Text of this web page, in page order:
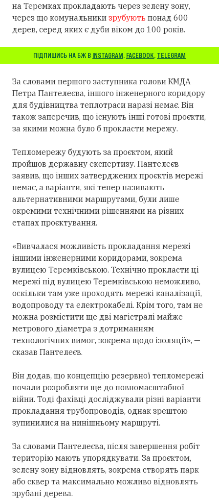
на Теремках прокладають через зелену зону,
через що комунальники зрубують понад 600
дерев, серед яких є дуби віком до 100 років.
ПІДПИШИСЬ НА БЖ В INSTAGRAM, FACEBOOK, TELEGRAM
За словами першого заступника голови КМДА
Петра Пантелеєва, іншого інженерного коридору
для будівництва теплотраси наразі немає. Він
також заперечив, що існують інші готові проєкти,
за якими можна було б прокласти мережу.
Тепломережу будують за проєктом, який
пройшов державну експертизу. Пантелеєв
заявив, що інших затверджених проєктів мережі
немає, а варіанти, які тепер називають
альтернативними маршрутами, були лише
окремими технічними рішеннями на різних
етапах проєктування.
«Вивчалася можливість прокладання мережі
іншими інженерними коридорами, зокрема
вулицею Теремківською. Технічно прокласти ці
мережі під вулицею Теремківською неможливо,
оскільки там уже проходять мережі каналізації,
водопроводу та електрокабелі. Крім того, там не
можна розмістити ще дві магістралі майже
метрового діаметра з дотриманням
технологічних вимог, зокрема щодо ізоляції», —
сказав Пантелеєв.
Він додав, що концепцію резервної тепломережі
почали розробляти ще до повномасштабної
війни. Тоді фахівці досліджували різні варіанти
прокладання трубопроводів, однак зрештою
зупинилися на нинішньому маршруті.
За словами Пантелеєва, після завершення робіт
територію мають упорядкувати. За проєктом,
зелену зону відновлять, зокрема створять парк
або сквер та максимально можливо відновлять
зрубані дерева.